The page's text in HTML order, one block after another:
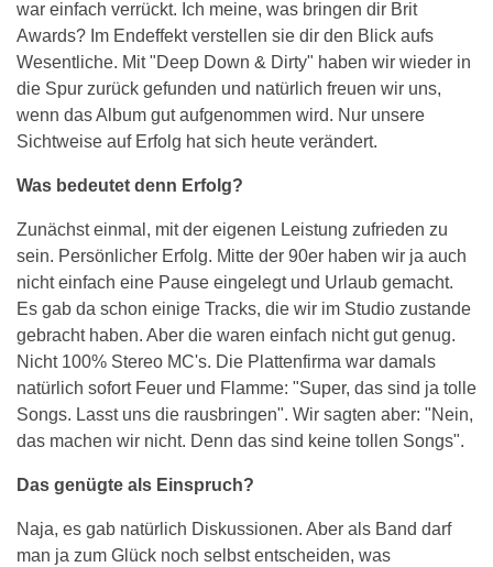
war einfach verrückt. Ich meine, was bringen dir Brit
Awards? Im Endeffekt verstellen sie dir den Blick aufs
Wesentliche. Mit "Deep Down & Dirty" haben wir wieder in
die Spur zurück gefunden und natürlich freuen wir uns,
wenn das Album gut aufgenommen wird. Nur unsere
Sichtweise auf Erfolg hat sich heute verändert.
Was bedeutet denn Erfolg?
Zunächst einmal, mit der eigenen Leistung zufrieden zu
sein. Persönlicher Erfolg. Mitte der 90er haben wir ja auch
nicht einfach eine Pause eingelegt und Urlaub gemacht.
Es gab da schon einige Tracks, die wir im Studio zustande
gebracht haben. Aber die waren einfach nicht gut genug.
Nicht 100% Stereo MC's. Die Plattenfirma war damals
natürlich sofort Feuer und Flamme: "Super, das sind ja tolle
Songs. Lasst uns die rausbringen". Wir sagten aber: "Nein,
das machen wir nicht. Denn das sind keine tollen Songs".
Das genügte als Einspruch?
Naja, es gab natürlich Diskussionen. Aber als Band darf
man ja zum Glück noch selbst entscheiden, was